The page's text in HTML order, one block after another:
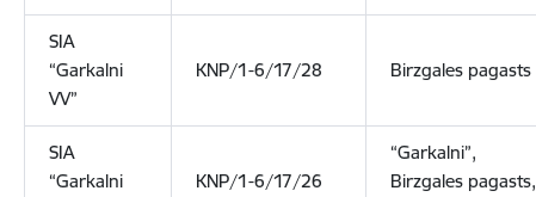
SIA
“Garkalni
VV”
KNP/1-6/17/28 Birzgales pagasts
SIA
“Garkalni
KNP/1-6/17/26
“Garkalni”,
Birzgales pagasts,